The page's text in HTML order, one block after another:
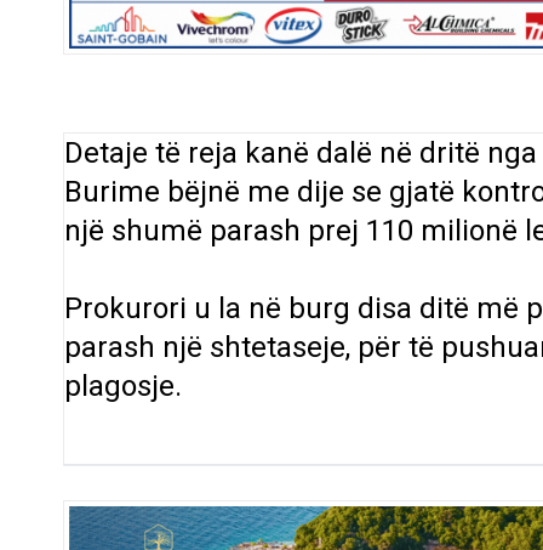
Detaje të reja kanë dalë në dritë
Burime bëjnë me dije se gjatë
një shumë parash prej 110 milionë
Prokurori u la në burg disa ditë më
parash një shtetaseje, për të
plagosje.